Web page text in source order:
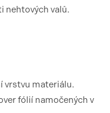
nehtových valů.
vrstvu materiálu.
fólií namočených v